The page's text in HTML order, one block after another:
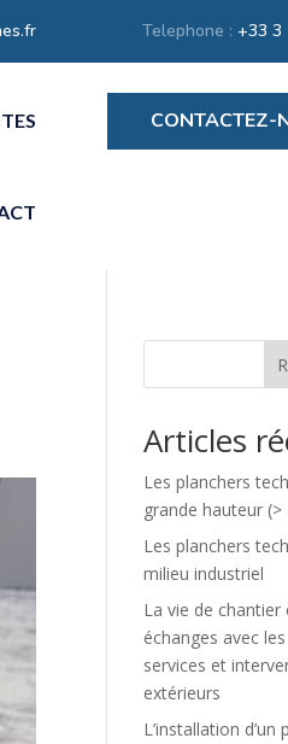
Telephone : +33 3
CONTACTEZ-
Articles
Les planchers
grande hauteur
Les planchers
milieu industriel
La vie de chantier
échanges avec
services et
extérieurs
L’installation d’un